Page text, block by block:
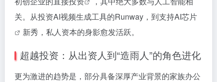
关。从投资AI视频生成工具的Runway，到支持AI芯片
新秀，私人资本的身影愈发活跃。
超越投资：从出资人到“造雨人”的角色进化
更为激进的趋势是，部分具备深厚产业背景的家族办公